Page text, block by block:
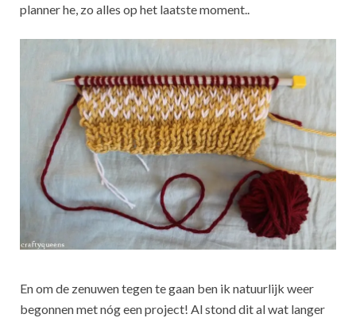
planner he, zo alles op het laatste moment..
En om de zenuwen tegen te gaan ben ik natuurlijk weer
begonnen met nóg een project! Al stond dit al wat langer